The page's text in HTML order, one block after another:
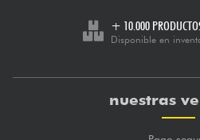
+ 10.000
Disponible en
nuestras